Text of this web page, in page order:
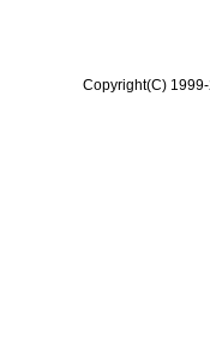
Copyright(C)